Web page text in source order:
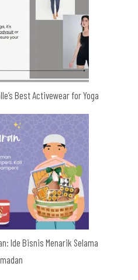
Best Activewear for Yoga
Ide Bisnis Menarik Selama